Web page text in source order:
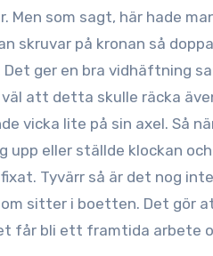
Men som sagt, här hade
skruvar på kronan så
ger en bra vidhäftning
att detta skulle räcka
vicka lite på sin axel. Så
upp eller ställde klockan
Tyvärr så är det nog
sitter i boetten. Det gör
får bli ett framtida arbete